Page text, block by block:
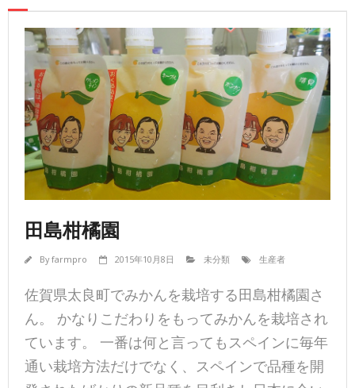
田島柑橘園
Byfarmpro 2015年10月8日 未分類 生産者
佐賀県太良町でみかんを栽培する田島柑橘園さ
ん。 かなりこだわりをもってみかんを栽培され
ています。 一番は何と言ってもスペインに毎年
通い栽培方法だけでなく、スペインで品種を開